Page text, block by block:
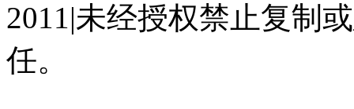
2011|未经授权禁止复制
任。